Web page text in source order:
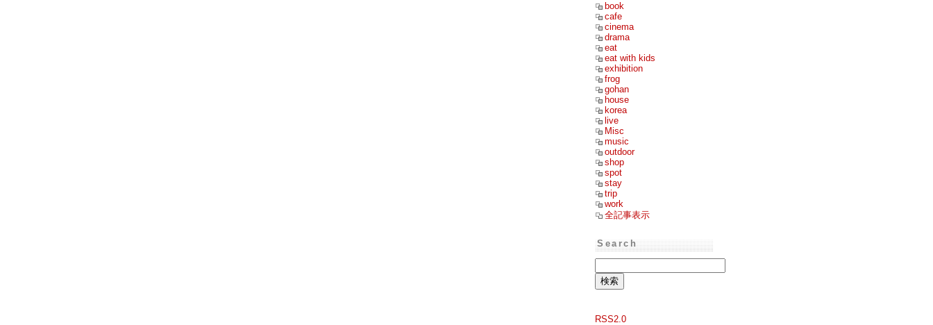
book
cafe
cinema
drama
eat
eat with kids
exhibition
frog
gohan
house
korea
live
Misc
music
outdoor
shop
spot
stay
trip
work
全記事表示
Search
RSS2.0